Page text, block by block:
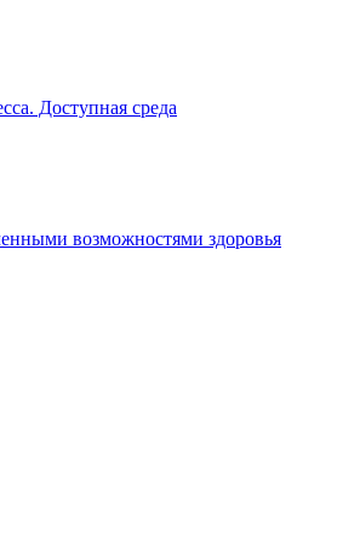
Доступная среда
возможностями здоровья